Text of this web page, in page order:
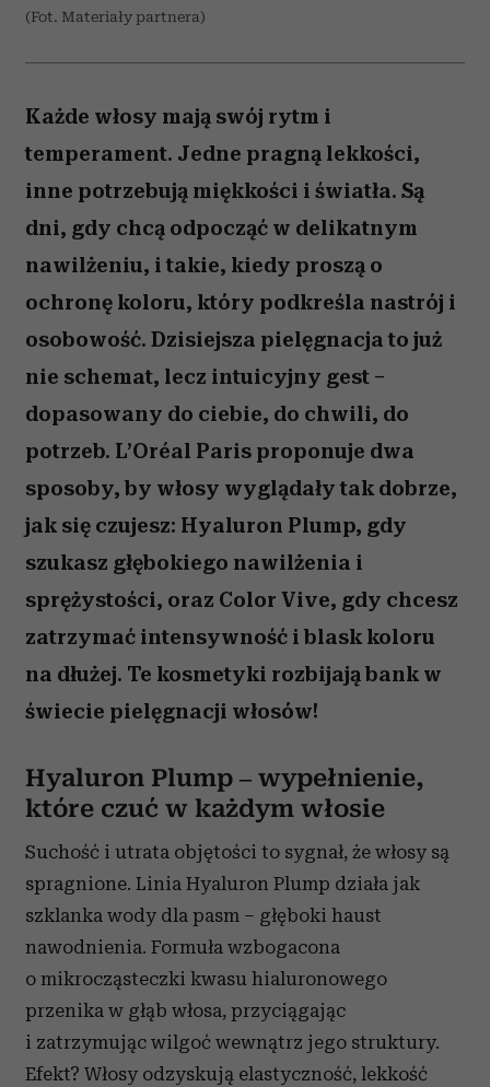
(Fot. Materiały partnera)
Każde włosy mają swój rytm i
temperament. Jedne pragną lekkości,
inne potrzebują miękkości i światła. Są
dni, gdy chcą odpocząć w delikatnym
nawilżeniu, i takie, kiedy proszą o
ochronę koloru, który podkreśla nastrój i
osobowość. Dzisiejsza pielęgnacja to już
nie schemat, lecz intuicyjny gest –
dopasowany do ciebie, do chwili, do
potrzeb. L’Oréal Paris proponuje dwa
sposoby, by włosy wyglądały tak dobrze,
jak się czujesz: Hyaluron Plump, gdy
szukasz głębokiego nawilżenia i
sprężystości, oraz Color Vive, gdy chcesz
zatrzymać intensywność i blask koloru
na dłużej. Te kosmetyki rozbijają bank w
świecie pielęgnacji włosów!
Hyaluron Plump – wypełnienie,
które czuć w każdym włosie
Suchość i utrata objętości to sygnał, że włosy są
spragnione. Linia Hyaluron Plump działa jak
szklanka wody dla pasm – głęboki haust
nawodnienia. Formuła wzbogacona
o mikrocząsteczki kwasu hialuronowego
przenika w głąb włosa, przyciągając
i zatrzymując wilgoć wewnątrz jego struktury.
Efekt? Włosy odzyskują elastyczność, lekkość